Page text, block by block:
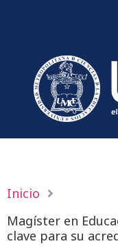
Inicio
Magíster en
clave para su